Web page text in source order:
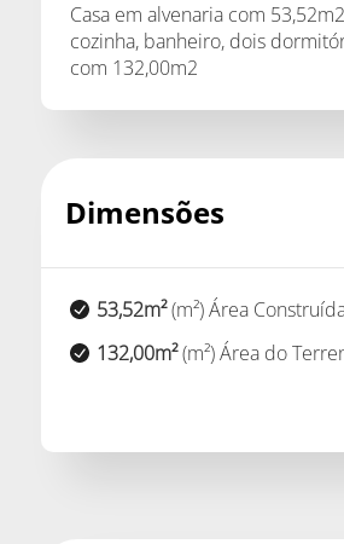
Casa em alvenaria com
cozinha, banheiro, dois
com 132,00m2
Dimensões
53,52m²(m²) Área
132,00m²(m²) Área do